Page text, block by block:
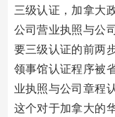
三级认证，加拿大
公司营业执照与公
要三级认证的前两
领事馆认证程序被
业执照与公司章程
这个对于加拿大的